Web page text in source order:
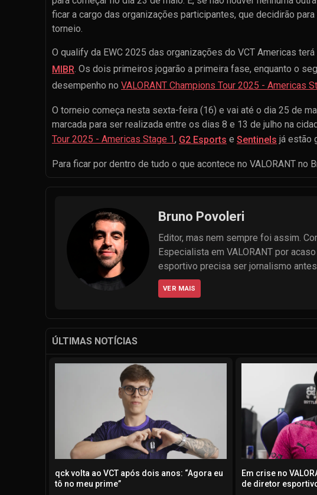
ficar a cargo das organizações participantes, que decidirão
torneio.
O qualify da EWC 2025 das organizações do VCT Americas
MIBR. Os dois primeiros jogarão a primeira fase, enquanto o
desempenho no VALORANT Champions Tour 2025 - Americas
O torneio começa nesta sexta-feira (16) e vai até o dia 25 de
marcada para ser realizada entre os dias 8 e 13 de julho na
Tour 2025 - Americas Stage 1, G2 Esports e Sentinels já estão
Para ficar por dentro de tudo o que acontece no VALORANT no
Bruno Povoleri
Editor, mas nem sempre foi assim.
Especialista em VALORANT por
esportivo precisa ser jornalismo
VER MAIS
ÚLTIMAS NOTÍCIAS
qck volta ao VCT após dois anos: “Agora eu
tô no meu prime”
Em crise no
de diretor